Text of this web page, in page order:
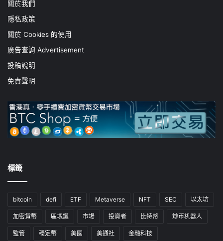
關於我們
隱私政策
關於 Cookies 的使用
廣告查詢 Advertisement
投稿說明
免責聲明
標籤
bitcoin defi ETF Metaverse NFT SEC 以太坊
加密貨幣 區塊鏈 市場 投資者 比特幣 炒币机器人
監管 穩定幣 美國 美通社 金融科技